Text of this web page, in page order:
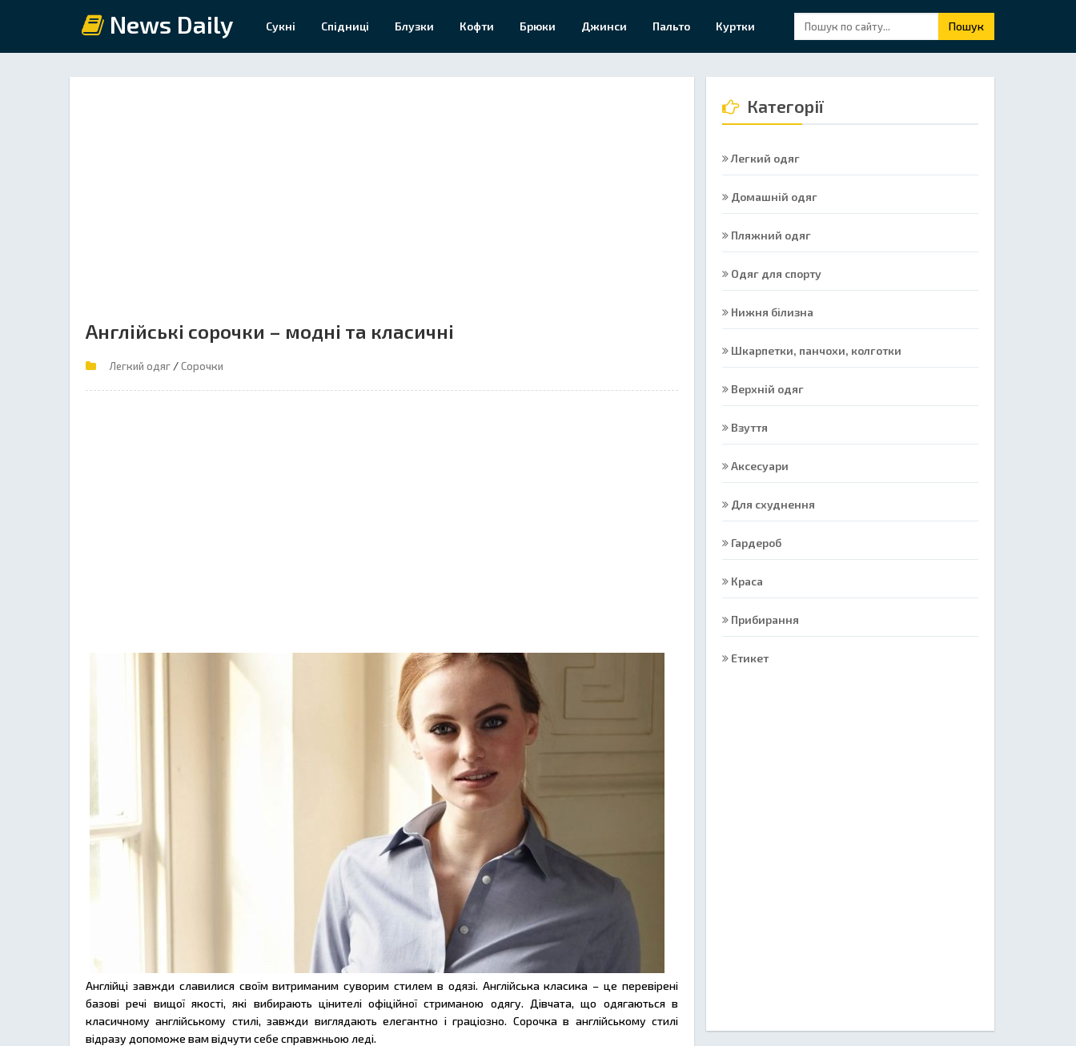
News Daily Сукні Спідниці Блузки Кофти Брюки Джинси Пальто Куртки Пошук
Англійські сорочки – модні та класичні
Легкий одяг /Сорочки
Англійці завжди славилися своїм витриманим суворим стилем в одязі. Англійська класика – це перевірені
базові речі вищої якості, які вибирають цінителі офіційної стриманою одягу. Дівчата, що одягаються в
класичному англійському стилі, завжди виглядають елегантно і граціозно. Сорочка в англійському стилі
відразу допоможе вам відчути себе справжньою леді.
Категорії
Легкий одяг
Домашній одяг
Пляжний одяг
Одяг для спорту
Нижня білизна
Шкарпетки, панчохи, колготки
Верхній одяг
Взуття
Аксесуари
Для схуднення
Гардероб
Краса
Прибирання
Етикет